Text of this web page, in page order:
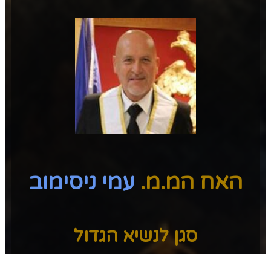
האח המ.מ. עמי ניסימוב
סגן לנשיא הגדול